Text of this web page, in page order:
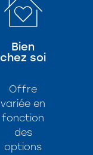
Bien
chez soi
Offre
variée en
fonction
des
options